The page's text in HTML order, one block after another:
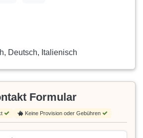
Deutsch, Italienisch
Formular
Keine Provision oder Gebühren